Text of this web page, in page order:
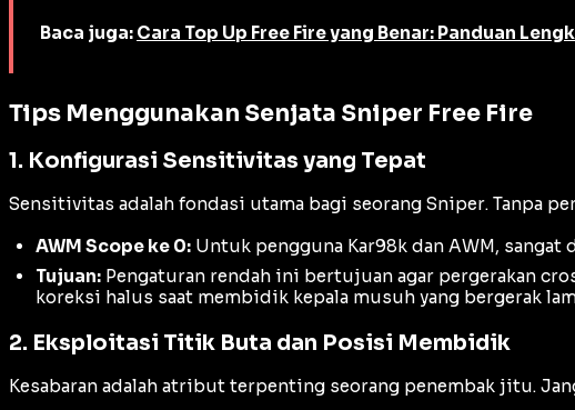
Baca juga: Cara Top Up Free Fire yang Benar: Panduan
Tips Menggunakan Senjata Sniper Free Fire
1. Konfigurasi Sensitivitas yang Tepat
Sensitivitas adalah fondasi utama bagi seorang Sniper. Tanpa
AWM Scope ke 0: Untuk pengguna Kar98k dan AWM,
Tujuan: Pengaturan rendah ini bertujuan agar pergerakan
koreksi halus saat membidik kepala musuh yang bergerak
2. Eksploitasi Titik Buta dan Posisi Membidik
Kesabaran adalah atribut terpenting seorang penembak jitu.